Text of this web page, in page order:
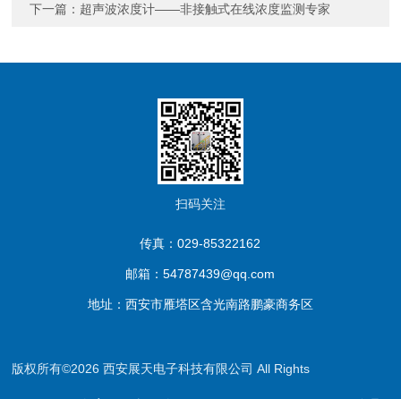
下一篇： 超声波浓度计——非接触式在线浓度监测专家
扫码关注
传真：029-85322162
邮箱：54787439@qq.com
地址：西安市雁塔区含光南路鹏豪商务区
版权所有©2026 西安展天电子科技有限公司 All Rights